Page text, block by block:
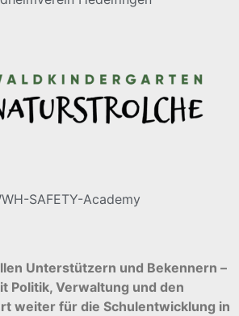
Unterstützern und Bekennern –
Politik, Verwaltung und den
weiter für die Schulentwicklung in